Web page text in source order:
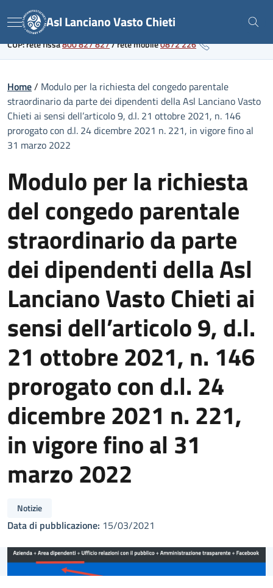
to
content
Link al portale sanitario regionale
Menu Asl Lanciano Vasto Chieti
CUP: rete fissa800 827 827/rete mobile0872 226
Home/ Modulo per la richiesta del congedo parentale
straordinario da parte dei dipendenti della Asl Lanciano Vasto
Chieti ai sensi dell’articolo 9, d.l. 21 ottobre 2021, n. 146
prorogato con d.l. 24 dicembre 2021 n. 221, in vigore fino al
31 marzo 2022
Modulo per la richiesta
del congedo parentale
straordinario da parte
dei dipendenti della Asl
Lanciano Vasto Chieti ai
sensi dell’articolo 9, d.l.
21 ottobre 2021, n. 146
prorogato con d.l. 24
dicembre 2021 n. 221,
in vigore fino al 31
marzo 2022
Notizie
Data di pubblicazione: 15/03/2021